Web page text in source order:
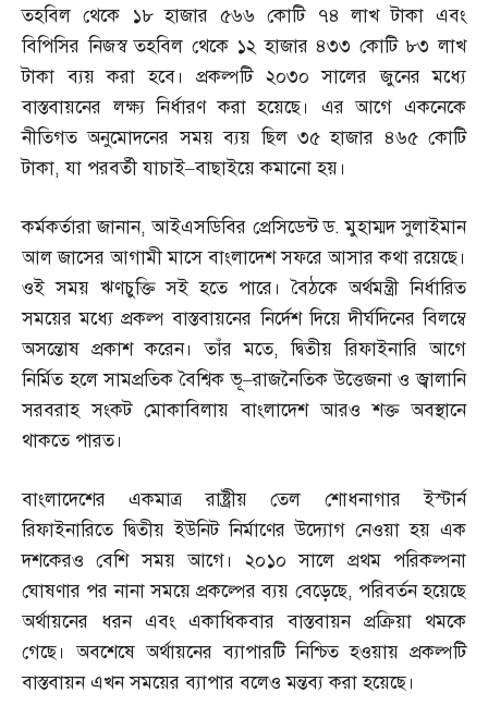
তহবিল থেকে ১৮ হাজার ৫৬৬ কোটি ৭৪ লাখ টাকা এবং
বিপিসির নিজস্ব তহবিল থেকে ১২ হাজার ৪৩৩ কোটি ৮৩ লাখ
টাকা ব্যয় করা হবে। প্রকল্পটি ২০৩০ সালের জুনের মধ্যে
বাস্তবায়নের লক্ষ্য নির্ধারণ করা হয়েছে। এর আগে একনেকে
নীতিগত অনুমোদনের সময় ব্যয় ছিল ৩৫ হাজার ৪৬৫ কোটি
টাকা,যা পরবর্তী যাচাই–বাছাইয়ে কমানো হয়।
কর্মকর্তারা জানান,আইএসডিবির প্রেসিডেন্ট ড.মুহাম্মদ সুলাইমান
আল জাসের আগামী মাসে বাংলাদেশ সফরে আসার কথা রয়েছে।
ওই সময় ঋণচুক্তি সই হতে পারে। বৈঠকে অর্থমন্ত্রী নির্ধারিত
সময়ের মধ্যে প্রকল্প বাস্তবায়নের নির্দেশ দিয়ে দীর্ঘদিনের বিলম্বে
অসন্তোষ প্রকাশ করেন। তাঁর মতে,দ্বিতীয় রিফাইনারি আগে
নির্মিত হলে সামপ্রতিক বৈশ্বিক ভূ–রাজনৈতিক উত্তেজনা ও জ্বালানি
সরবরাহ সংকট মোকাবিলায় বাংলাদেশ আরও শক্ত অবস্থানে
থাকতে পারত।
বাংলাদেশের একমাত্র রাষ্ট্রীয় তেল শোধনাগার ইস্টার্ন
রিফাইনারিতে দ্বিতীয় ইউনিট নির্মাণের উদ্যোগ নেওয়া হয় এক
দশকেরও বেশি সময় আগে। ২০১০ সালে প্রথম পরিকল্পনা
ঘোষণার পর নানা সময়ে প্রকল্পের ব্যয় বেড়েছে, পরিবর্তন হয়েছে
অর্থায়নের ধরন এবং একাধিকবার বাস্তবায়ন প্রক্রিয়া থমকে
গেছে। অবশেষে অর্থায়নের ব্যাপারটি নিশ্চিত হওয়ায় প্রকল্পটি
বাস্তবায়ন এখন সময়ের ব্যাপার বলেও মন্তব্য করা হয়েছে।